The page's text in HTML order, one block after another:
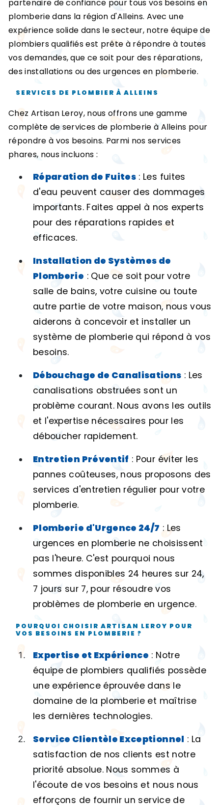
partenaire de confiance pour tous vos besoins en
plomberie dans la région d'Alleins. Avec une
expérience solide dans le secteur, notre équipe de
plombiers qualifiés est prête à répondre à toutes
vos demandes, que ce soit pour des réparations,
des installations ou des urgences en plomberie.
SERVICES DE PLOMBIER À ALLEINS
Chez Artisan Leroy, nous offrons une gamme
complète de services de plomberie à Alleins pour
répondre à vos besoins. Parmi nos services
phares, nous incluons :
Réparation de Fuites : Les fuites
d'eau peuvent causer des dommages
importants. Faites appel à nos experts
pour des réparations rapides et
efficaces.
Installation de Systèmes de
Plomberie : Que ce soit pour votre
salle de bains, votre cuisine ou toute
autre partie de votre maison, nous vous
aiderons à concevoir et installer un
système de plomberie qui répond à vos
besoins.
Débouchage de Canalisations : Les
canalisations obstruées sont un
problème courant. Nous avons les outils
et l'expertise nécessaires pour les
déboucher rapidement.
Entretien Préventif : Pour éviter les
pannes coûteuses, nous proposons des
services d'entretien régulier pour votre
plomberie.
Plomberie d'Urgence 24/7 : Les
urgences en plomberie ne choisissent
pas l'heure. C'est pourquoi nous
sommes disponibles 24 heures sur 24,
7 jours sur 7, pour résoudre vos
problèmes de plomberie en urgence.
POURQUOI CHOISIR ARTISAN LEROY POUR
VOS BESOINS EN PLOMBERIE ?
Expertise et Expérience : Notre
équipe de plombiers qualifiés possède
une expérience éprouvée dans le
domaine de la plomberie et maîtrise
les dernières technologies.
Service Clientèle Exceptionnel : La
satisfaction de nos clients est notre
priorité absolue. Nous sommes à
l'écoute de vos besoins et nous nous
efforçons de fournir un service de